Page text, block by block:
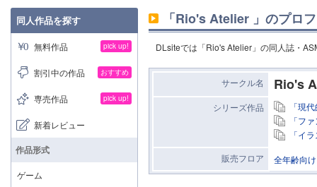
「Rio's Atelier 」のプロ
DLsiteでは「Rio's Atelier」の同人誌・
サークル名 Rio's
シリーズ作品
「現
「フ
「イ
販売フロア
全年齢向け
同人作品を探す
無料作品 pick up!
割引中の作品 おすすめ
専売作品 pick up!
新着レビュー
作品形式
ゲーム